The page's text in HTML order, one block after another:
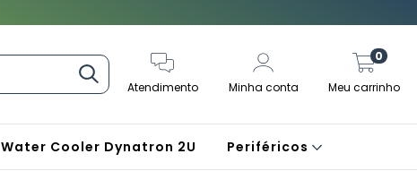
Atendimento Minha conta Meu carrinho
0
Water Cooler Dynatron 2U Periféricos